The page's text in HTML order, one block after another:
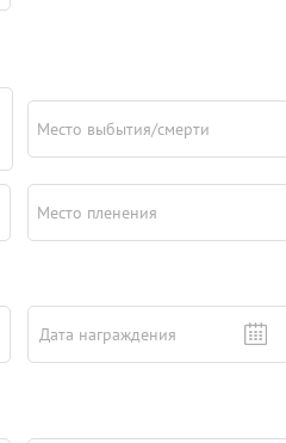
Место выбытия/смерти
Место пленения
Дата награждения